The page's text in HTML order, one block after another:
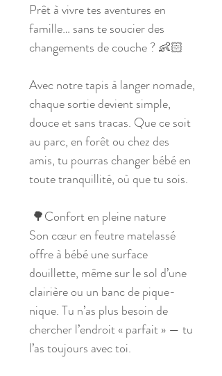
Prêt à vivre tes aventures en
famille… sans te soucier des
changements de couche ? 👶🏻
Avec notre tapis à langer nomade,
chaque sortie devient simple,
douce et sans tracas. Que ce soit
au parc, en forêt ou chez des
amis, tu pourras changer bébé en
toute tranquillité, où que tu sois.
🌳Confort en pleine nature
Son cœur en feutre matelassé
offre à bébé une surface
douillette, même sur le sol d’une
clairière ou un banc de pique-
nique. Tu n’as plus besoin de
chercher l’endroit « parfait » — tu
l’as toujours avec toi.